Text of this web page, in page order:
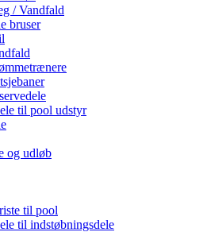
/ Vandfald
bruser
til pool udstyr
og udløb
til pool
til indstøbningsdele